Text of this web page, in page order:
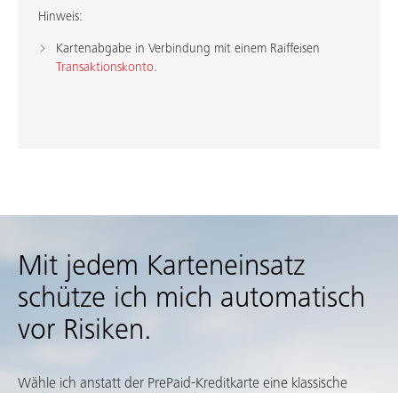
Hinweis:
Kartenabgabe in Verbindung mit einem Raiffeisen
Transaktionskonto.
Mit jedem Karteneinsatz
schütze ich mich automatisch
vor Risiken.
Wähle ich anstatt der PrePaid-Kreditkarte eine klassische